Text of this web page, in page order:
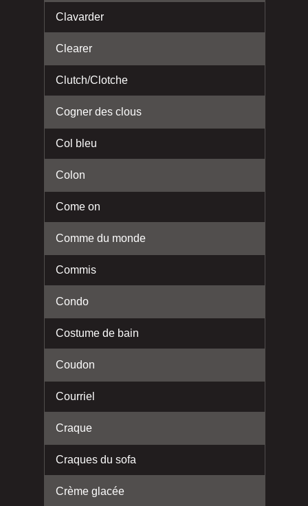
Clavarder
Clearer
Clutch/Clotche
Cogner des clous
Col bleu
Colon
Come on
Comme du monde
Commis
Condo
Costume de bain
Coudon
Courriel
Craque
Craques du sofa
Crème glacée